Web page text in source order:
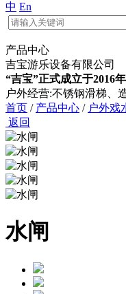
中 En
产品中心
吉宝游乐设备有限公司
“吉宝”正式成立于2016年
户外经营:不锈钢滑梯、
首页 / 产品中心 / 户外戏
返回
水闸